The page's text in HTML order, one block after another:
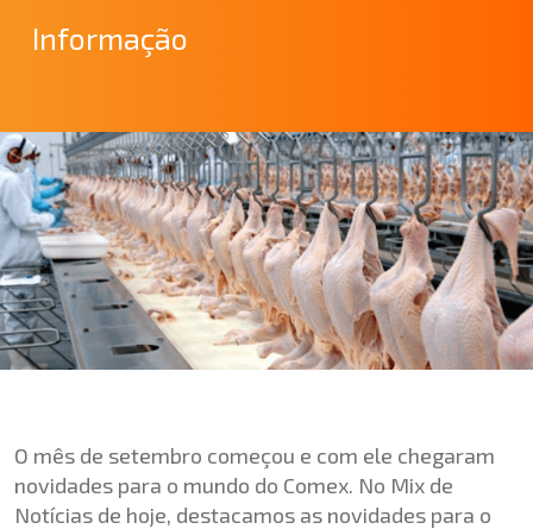
Informação
O mês de setembro começou e com ele chegaram
novidades para o mundo do Comex. No Mix de
Notícias de hoje, destacamos as novidades para o